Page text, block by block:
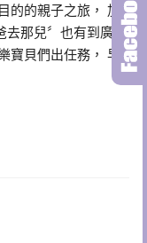
的的親子之旅， 加
去那兒〞也有到廣州
寶貝們出任務， 早